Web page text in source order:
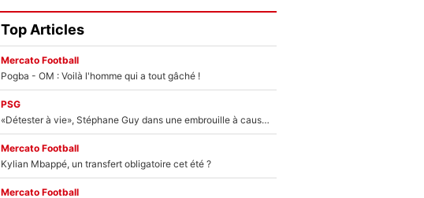
Top Articles
Mercato Football
Pogba - OM : Voilà l'homme qui a tout gâché !
PSG
«Détester à vie», Stéphane Guy dans une embrouille à cause du PSG !
Mercato Football
Kylian Mbappé, un transfert obligatoire cet été ?
Mercato Football